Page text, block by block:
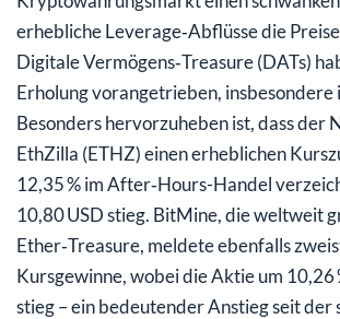
erhebliche Leverage‑Abflüsse die
Digitale Vermögens‑Treasure (DATs)
Erholung vorangetrieben,
Besonders hervorzuheben ist, dass der
EthZilla (ETHZ) einen erheblichen
12,35 % im After‑Hours-Handel
10,80 USD stieg. BitMine, die weltweit
Ether‑Treasure, meldete ebenfalls
Kursgewinne, wobei die Aktie um 10,26
stieg – ein bedeutender Anstieg seit der